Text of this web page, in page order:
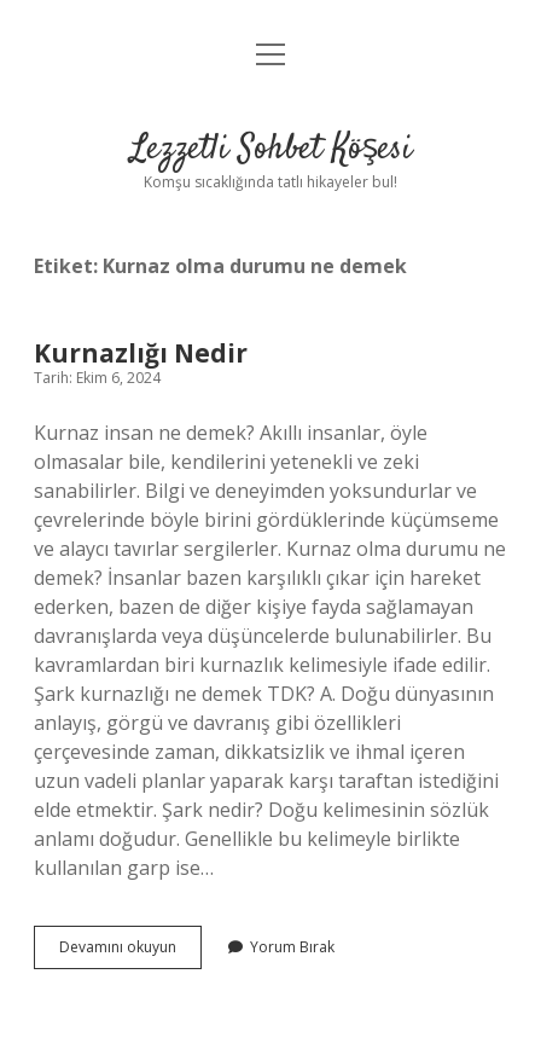
Anasayfa
Yasal Uyarı
menüyü
Lezzetli Sohbet Köşesi
Komşu sıcaklığında tatlı hikayeler bul!
Etiket: Kurnaz olma durumu ne demek
Kurnazlığı Nedir
Tarih: Ekim 6, 2024
Kurnaz insan ne demek? Akıllı insanlar, öyle
olmasalar bile, kendilerini yetenekli ve zeki
sanabilirler. Bilgi ve deneyimden yoksundurlar ve
çevrelerinde böyle birini gördüklerinde küçümseme
ve alaycı tavırlar sergilerler. Kurnaz olma durumu ne
demek? İnsanlar bazen karşılıklı çıkar için hareket
ederken, bazen de diğer kişiye fayda sağlamayan
davranışlarda veya düşüncelerde bulunabilirler. Bu
kavramlardan biri kurnazlık kelimesiyle ifade edilir.
Şark kurnazlığı ne demek TDK? A. Doğu dünyasının
anlayış, görgü ve davranış gibi özellikleri
çerçevesinde zaman, dikkatsizlik ve ihmal içeren
uzun vadeli planlar yaparak karşı taraftan istediğini
elde etmektir. Şark nedir? Doğu kelimesinin sözlük
anlamı doğudur. Genellikle bu kelimeyle birlikte
kullanılan garp ise…
Devamını okuyun Kurnazlığı
Nedir
Yorum Bırak